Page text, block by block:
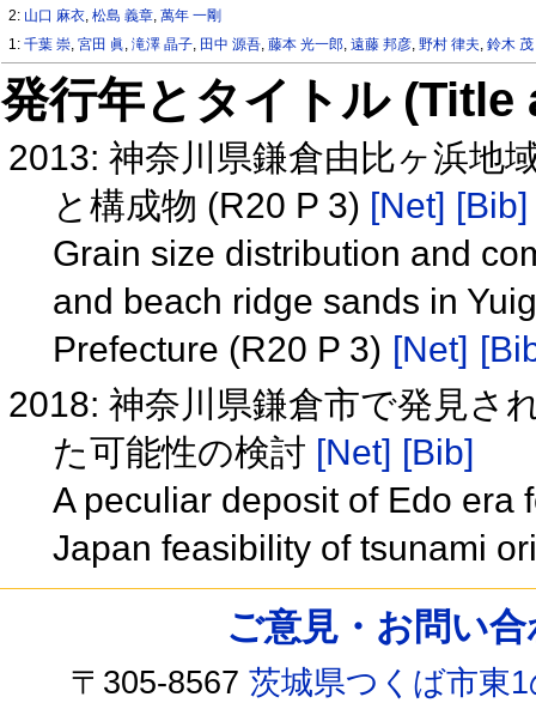
2: 山口 麻衣,松島 義章,萬年 一剛
1:千葉 崇,宮田 眞,滝澤 晶子, 田中 源吾,藤本 光一郎,遠藤 邦彦,野村 律夫,鈴木 茂
発行年とタイトル
2013: 神奈川県鎌倉由比ヶ浜地
と構成物 (R20 P 3) [Net] [Bib]
Grain size distribution and
and beach ridge sands in
Prefecture (R20 P 3) [Net]
2018: 神奈川県鎌倉市で発見さ
た可能性の検討 [Net] [Bib]
A peculiar deposit of Edo era
Japan feasibility of tsunami
ご意見・お問い
〒305-8567茨城県つくば市東